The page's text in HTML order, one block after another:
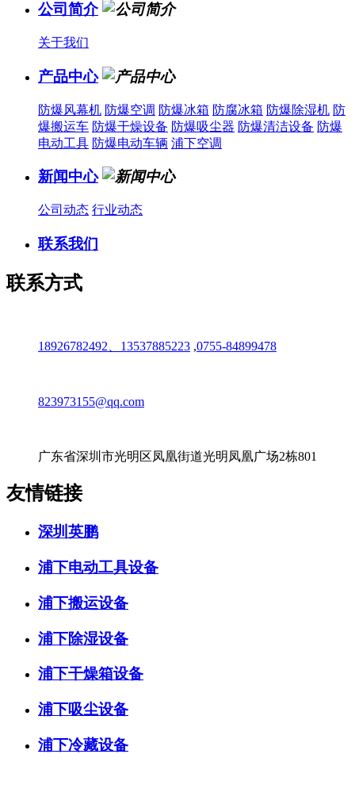
公司简介
关于我们
产品中心
防爆风幕机 防爆空调 防爆冰箱 防腐冰箱 防爆除湿机 防
爆搬运车 防爆干燥设备 防爆吸尘器 防爆清洁设备 防爆
电动工具 防爆电动车辆 浦下空调
新闻中心
公司动态 行业动态
联系我们
联系方式
18926782492、13537885223 ,0755-84899478
823973155@qq.com
广东省深圳市光明区凤凰街道光明凤凰广场2栋801
友情链接
深圳英鹏
浦下电动工具设备
浦下搬运设备
浦下除湿设备
浦下干燥箱设备
浦下吸尘设备
浦下冷藏设备